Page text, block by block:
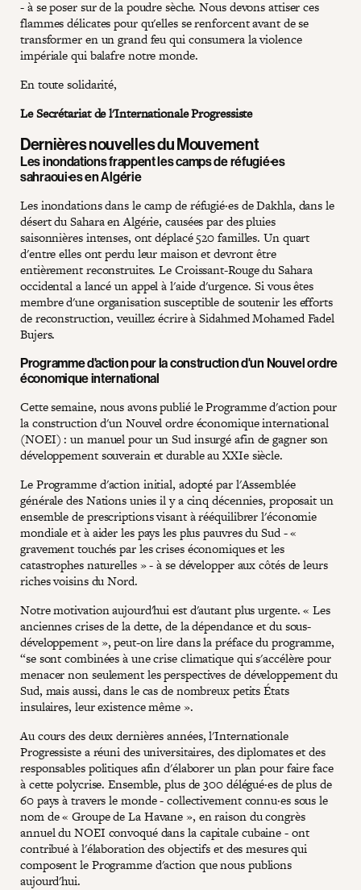
- à se poser sur de la poudre sèche. Nous devons attiser ces
flammes délicates pour qu'elles se renforcent avant de se
transformer en un grand feu qui consumera la violence
impériale qui balafre notre monde.
En toute solidarité,
Le Secrétariat de l'Internationale Progressiste
Dernières nouvelles du Mouvement
Les inondations frappent les camps de réfugié·es
sahraoui·es en Algérie
Les inondations dans le camp de réfugié·es de Dakhla, dans le
désert du Sahara en Algérie, causées par des pluies
saisonnières intenses, ont déplacé 520 familles. Un quart
d'entre elles ont perdu leur maison et devront être
entièrement reconstruites. Le Croissant-Rouge du Sahara
occidental a lancé un appel à l'aide d'urgence. Si vous êtes
membre d'une organisation susceptible de soutenir les efforts
de reconstruction, veuillez écrire à Sidahmed Mohamed Fadel
Bujers.
Programme d'action pour la construction d'un Nouvel ordre
économique international
Cette semaine, nous avons publié le Programme d'action pour
la construction d'un Nouvel ordre économique international
(NOEI) : un manuel pour un Sud insurgé afin de gagner son
développement souverain et durable au XXIe siècle.
Le Programme d'action initial, adopté par l'Assemblée
générale des Nations unies il y a cinq décennies, proposait un
ensemble de prescriptions visant à rééquilibrer l'économie
mondiale et à aider les pays les plus pauvres du Sud - «
gravement touchés par les crises économiques et les
catastrophes naturelles » - à se développer aux côtés de leurs
riches voisins du Nord.
Notre motivation aujourd'hui est d'autant plus urgente. « Les
anciennes crises de la dette, de la dépendance et du sous-
développement », peut-on lire dans la préface du programme,
“se sont combinées à une crise climatique qui s'accélère pour
menacer non seulement les perspectives de développement du
Sud, mais aussi, dans le cas de nombreux petits États
insulaires, leur existence même ».
Au cours des deux dernières années, l'Internationale
Progressiste a réuni des universitaires, des diplomates et des
responsables politiques afin d'élaborer un plan pour faire face
à cette polycrise. Ensemble, plus de 300 délégué·es de plus de
60 pays à travers le monde - collectivement connu·es sous le
nom de « Groupe de La Havane », en raison du congrès
annuel du NOEI convoqué dans la capitale cubaine - ont
contribué à l'élaboration des objectifs et des mesures qui
composent le Programme d'action que nous publions
aujourd'hui.